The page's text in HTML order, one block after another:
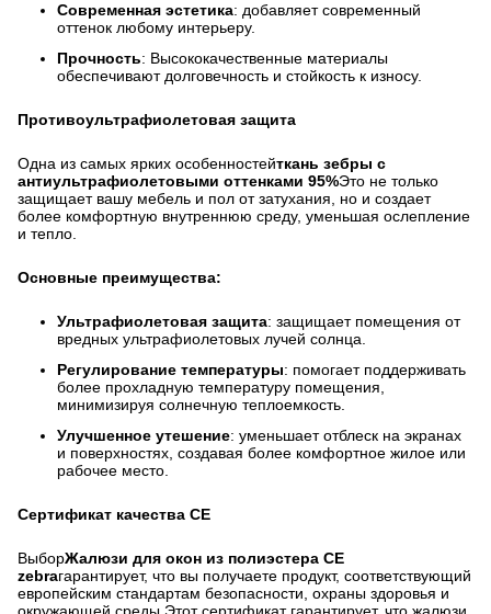
Современная эстетика: добавляет современный
оттенок любому интерьеру.
Прочность: Высококачественные материалы
обеспечивают долговечность и стойкость к износу.
Противоультрафиолетовая защита
Одна из самых ярких особенностейткань зебры с
антиультрафиолетовыми оттенками 95%Это не только
защищает вашу мебель и пол от затухания, но и создает
более комфортную внутреннюю среду, уменьшая ослепление
и тепло.
Основные преимущества:
Ультрафиолетовая защита: защищает помещения от
вредных ультрафиолетовых лучей солнца.
Регулирование температуры: помогает поддерживать
более прохладную температуру помещения,
минимизируя солнечную теплоемкость.
Улучшенное утешение: уменьшает отблеск на экранах
и поверхностях, создавая более комфортное жилое или
рабочее место.
Сертификат качества CE
ВыборЖалюзи для окон из полиэстера CE
zebraгарантирует, что вы получаете продукт, соответствующий
европейским стандартам безопасности, охраны здоровья и